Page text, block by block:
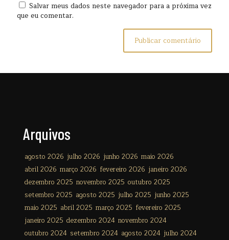
Salvar meus dados neste navegador para a próxima vez
que eu comentar.
Arquivos
agosto 2026 julho 2026 junho 2026 maio 2026
abril 2026 março 2026 fevereiro 2026 janeiro 2026
dezembro 2025 novembro 2025 outubro 2025
setembro 2025 agosto 2025 julho 2025 junho 2025
maio 2025 abril 2025 março 2025 fevereiro 2025
janeiro 2025 dezembro 2024 novembro 2024
outubro 2024 setembro 2024 agosto 2024 julho 2024